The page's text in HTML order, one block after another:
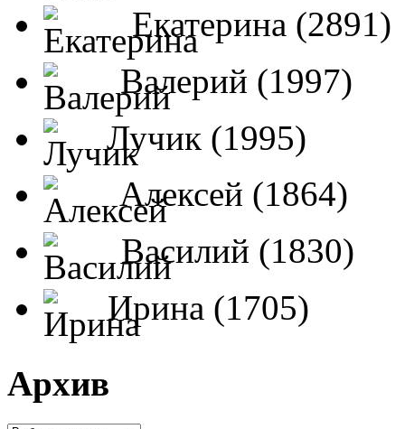
Екатерина (2891)
Валерий (1997)
Лучик (1995)
Алексей (1864)
Василий (1830)
Ирина (1705)
Архив